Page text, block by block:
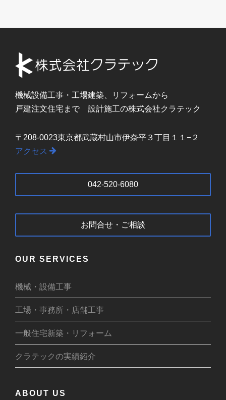
機械設備工事・ 工場建築、
リフォームから
戸建注文住宅まで 設計施工の株式会社クラテック
〒208-0023東京都武蔵村山市伊奈平３丁目１１−２
アクセス
042-520-6080
お問合せ・ご相談
OUR SERVICES
機械・設備工事
工場・事務所・店舗工事
一般住宅新築・リフォーム
クラテックの実績紹介
ABOUT US